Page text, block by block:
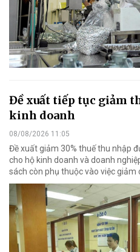
Đề xuất tiếp tục giảm
kinh doanh
08/08/2026 11:05
Đề xuất giảm 30% thuế thu nhập
cho hộ kinh doanh và doanh
sách còn phụ thuộc vào việc giảm